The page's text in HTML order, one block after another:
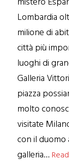
Lombardia
milione di
città più
luoghi di
Galleria
piazza
molto
visitate
con il duomo
galleria…